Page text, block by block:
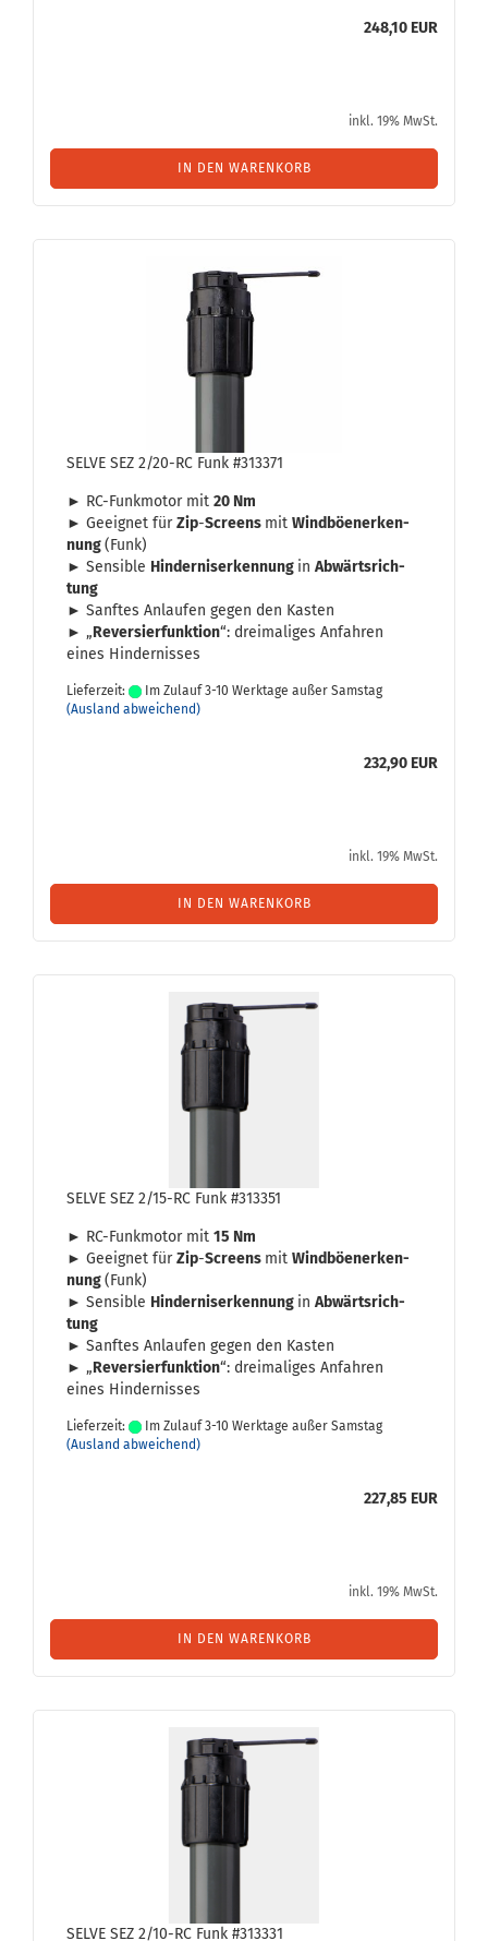
248,10 EUR
inkl. 19% MwSt.
IN DEN WARENKORB
SELVE SEZ 2/20-RC Funk #313371
► RC-​Funkmotor mit 20 Nm
► Ge­eig­net fürZip-Screens mit Wind­bö­en­er­ken­
nung(Funk)
► Sen­si­ble Hin­der­nis­er­ken­nung in Ab­wärts­rich­
tung
► Sanf­tes An­lau­fen gegen den Kas­ten
► „Re­ver­sier­funk­ti­on“: drei­ma­li­ges An­fah­ren
eines Hin­der­nis­ses
Lieferzeit:
Im Zulauf 3-10 Werktage außer Samstag
(Ausland abweichend)
232,90 EUR
inkl. 19% MwSt.
IN DEN WARENKORB
SELVE SEZ 2/15-RC Funk #313351
► RC-​Funkmotor mit 15 Nm
► Ge­eig­net fürZip-Screens mit Wind­bö­en­er­ken­
nung(Funk)
► Sen­si­ble Hin­der­nis­er­ken­nung in Ab­wärts­rich­
tung
► Sanf­tes An­lau­fen gegen den Kas­ten
► „Re­ver­sier­funk­ti­on“: drei­ma­li­ges An­fah­ren
eines Hin­der­nis­ses
Lieferzeit:
Im Zulauf 3-10 Werktage außer Samstag
(Ausland abweichend)
227,85 EUR
inkl. 19% MwSt.
IN DEN WARENKORB
SELVE SEZ 2/10-RC Funk #313331